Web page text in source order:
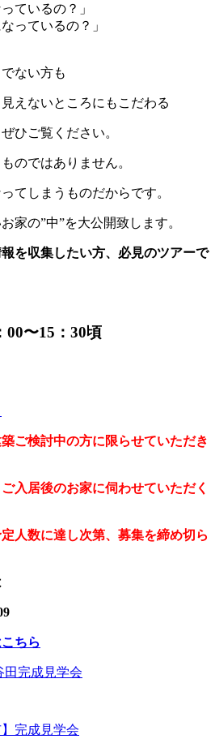
ているの？」
っているの？」
ない方も
えないところにもこだわる
ひご覧ください。
のではありません。
てしまうものだからです。
家の”中”を大公開致します。
を収集したい方、 必見のツアーで
〜15：30頃
ご検討中の方に限らせていただき
入居後のお家に伺わせていただく
数に達し次第、募集を締め切ら
ちら
完成見学会
完成見学会